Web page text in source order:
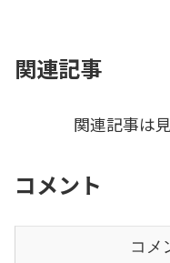
関連記事
関連記事は
コメント
コメ